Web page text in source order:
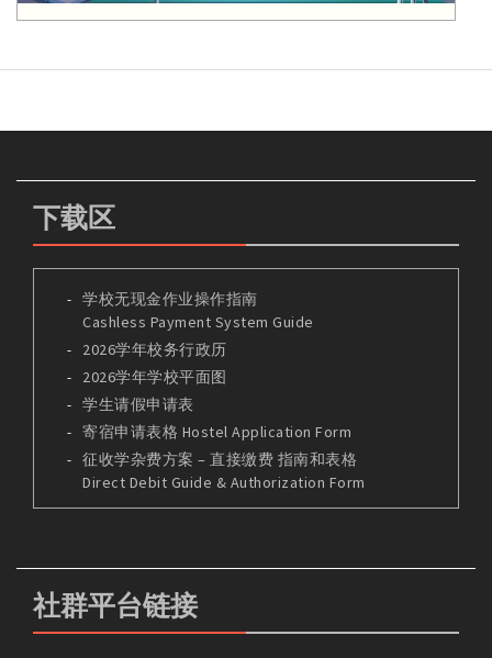
下载区
学校无现金作业操作指南
Cashless Payment System Guide
2026学年校务行政历
2026学年学校平面图
学生请假申请表
寄宿申请表格 Hostel Application Form
征收学杂费方案 – 直接缴费 指南和表格
Direct Debit Guide & Authorization Form
社群平台链接